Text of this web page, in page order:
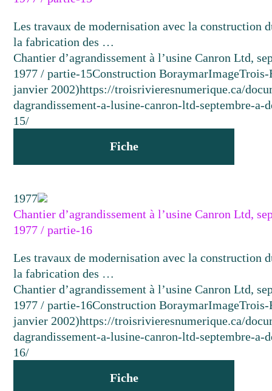
Les travaux de modernisation avec la construction
la fabrication des …
Chantier d’agrandissement à l’usine Canron Ltd,
1977 / partie-15Construction BoraymarImageTrois-
janvier 2002)https://troisrivieresnumerique.ca/
dagrandissement-a-lusine-canron-ltd-septembre-a-
15/
Fiche
1977
Chantier d’agrandissement à l’usine Canron Ltd,
1977 / partie-16
Les travaux de modernisation avec la construction
la fabrication des …
Chantier d’agrandissement à l’usine Canron Ltd,
1977 / partie-16Construction BoraymarImageTrois-
janvier 2002)https://troisrivieresnumerique.ca/
dagrandissement-a-lusine-canron-ltd-septembre-a-
16/
Fiche